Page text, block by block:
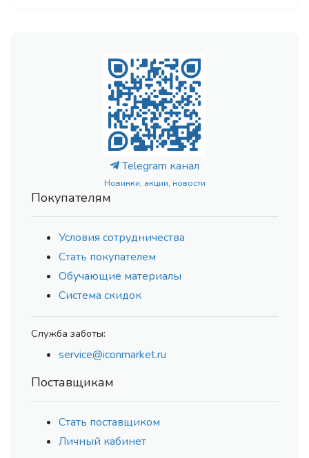
Telegram канал
Новинки, акции, новости
Покупателям
Условия сотрудничества
Стать покупателем
Обучающие материалы
Система скидок
Служба заботы:
service@iconmarket.ru
Поставщикам
Стать поставщиком
Личный кабинет